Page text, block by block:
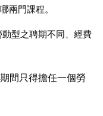
兩門課程。
動型之聘期不同、經費
間只得擔任一個勞